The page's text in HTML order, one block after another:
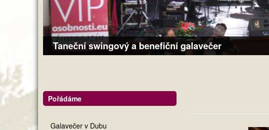
Taneční swingový a benefiční galavečer
Pořádáme
Galavečer v Dubu